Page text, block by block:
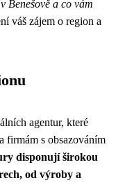
Benešově a co vám
váš zájem o region a
agentur, které
firmám s obsazováním
disponují širokou
od výroby a